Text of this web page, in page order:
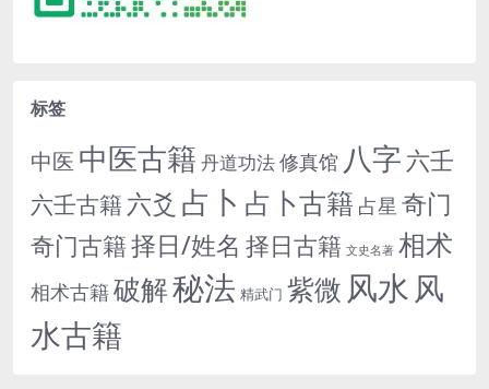
标签
中医 中医古籍 丹道功法修真馆 八字 六壬
六壬古籍 六爻 占卜 占卜古籍 占星 奇门
奇门古籍择日/姓名 择日古籍 文史名著 相术
相术古籍破解秘法 精武门 紫微 风水 风
水古籍